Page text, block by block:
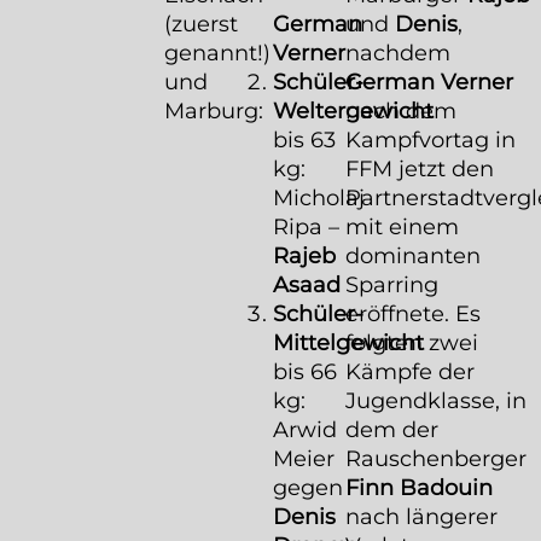
(zuerst
genannt!)
und
Marburg:
German
Verner
Schüler-
Weltergewicht
bis 63
kg:
Micholaj
Ripa –
Rajeb
Asaad
Schüler-
Mittelgewicht
bis 66
kg:
Arwid
Meier
gegen
Denis
und Denis,
nachdem
German Verner
nach dem
Kampfvortag in
FFM jetzt den
mit einem
dominanten
Sparring
eröffnete. Es
folgten zwei
Kämpfe der
Jugendklasse, in
dem der
Rauschenberger
Finn Badouin
nach längerer